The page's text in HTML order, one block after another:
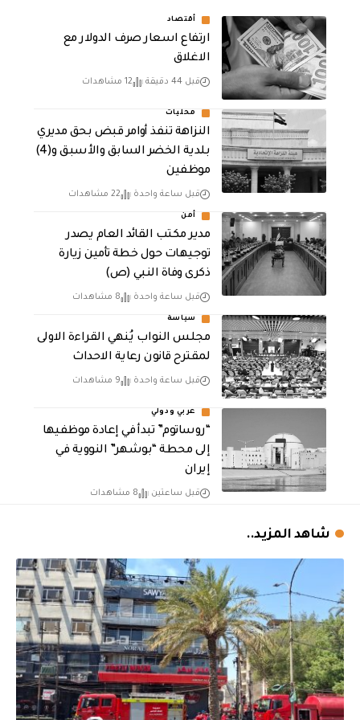
أقتصاد
ارتفاع اسعار صرف الدولار مع
الاغلاق
قبل 44 دقيقة 12 مشاهدات
محليات
النزاهة تنفذ أوامر قبض بحق مديري
بلدية الخضر السابق والأسبق و(4)
موظفين
قبل ساعة واحدة 22 مشاهدات
أمن
مدير مكتب القائد العام يصدر
توجيهات حول خطة تأمين زيارة
ذكرى وفاة النبي (ص)
قبل ساعة واحدة 8 مشاهدات
سياسة
مجلس النواب يُنهي القراءة الاولى
لمقترح قانون رعاية الاحداث
قبل ساعة واحدة 9 مشاهدات
عربي ودولي
“روساتوم” تبدأ في إعادة موظفيها
إلى محطة “بوشهر” النووية في
إيران
قبل ساعتين 8 مشاهدات
شاهد المزيد..